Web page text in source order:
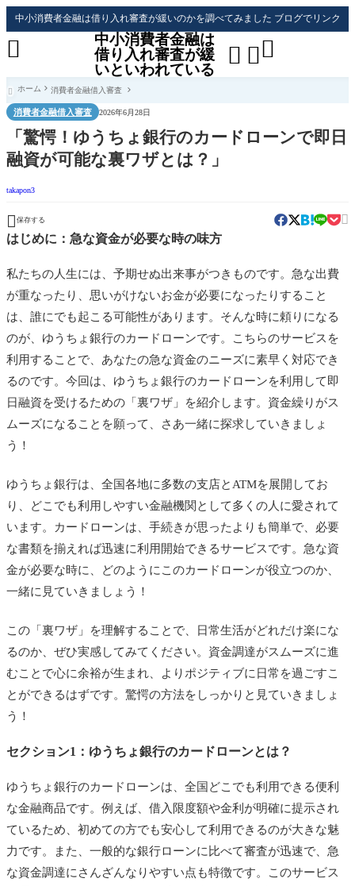
中小消費者金融は借り入れ審査が緩いのかを調べてみました ブログでリンク
中小消費者金融は
借り入れ審査が緩
いといわれている
 

 ホーム 消費者金融借入審査
消費者金融借入審査 2026年6月28日
「驚愕！ゆうちょ銀行のカードローンで即日
融資が可能な裏ワザとは？」
takapon3
 保存する 
はじめに：急な資金が必要な時の味方
私たちの人生には、予期せぬ出来事がつきものです。急な出費
が重なったり、思いがけないお金が必要になったりすること
は、誰にでも起こる可能性があります。そんな時に頼りになる
のが、ゆうちょ銀行のカードローンです。こちらのサービスを
利用することで、あなたの急な資金のニーズに素早く対応でき
るのです。今回は、ゆうちょ銀行のカードローンを利用して即
日融資を受けるための「裏ワザ」を紹介します。資金繰りがス
ムーズになることを願って、さあ一緒に探求していきましょ
う！
ゆうちょ銀行は、全国各地に多数の支店とATMを展開してお
り、どこでも利用しやすい金融機関として多くの人に愛されて
います。カードローンは、手続きが思ったよりも簡単で、必要
な書類を揃えれば迅速に利用開始できるサービスです。急な資
金が必要な時に、どのようにこのカードローンが役立つのか、
一緒に見ていきましょう！
この「裏ワザ」を理解することで、日常生活がどれだけ楽にな
るのか、ぜひ実感してみてください。資金調達がスムーズに進
むことで心に余裕が生まれ、よりポジティブに日常を過ごすこ
とができるはずです。驚愕の方法をしっかりと見ていきましょ
う！
セクション1：ゆうちょ銀行のカードローンとは？
ゆうちょ銀行のカードローンは、全国どこでも利用できる便利
な金融商品です。例えば、借入限度額や金利が明確に提示され
ているため、初めての方でも安心して利用できるのが大きな魅
力です。また、一般的な銀行ローンに比べて審査が迅速で、急
な資金調達にさんざんなりやすい点も特徴です。このサービス